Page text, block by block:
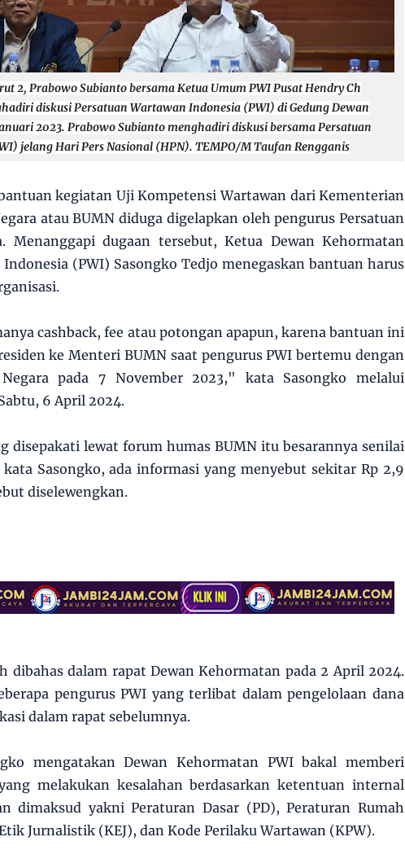
2, Prabowo Subianto bersama Ketua Umum PWI Pusat Hendry Ch
diskusi Persatuan Wartawan Indonesia (PWI) di Gedung Dewan
2023. Prabowo Subianto menghadiri diskusi bersama Persatuan
jelang Hari Pers Nasional (HPN). TEMPO/M Taufan Rengganis
kegiatan Uji Kompetensi Wartawan dari Kementerian
atau BUMN diduga digelapkan oleh pengurus Persatuan
Menanggapi dugaan tersebut, Ketua Dewan Kehormatan
(PWI) Sasongko Tedjo menegaskan bantuan harus
cashback, fee atau potongan apapun, karena bantuan ini
ke Menteri BUMN saat pengurus PWI bertemu dengan
pada 7 November 2023," kata Sasongko melalui
6 April 2024.
disepakati lewat forum humas BUMN itu besarannya senilai
Sasongko, ada informasi yang menyebut sekitar Rp 2,9
diselewengkan.
dibahas dalam rapat Dewan Kehormatan pada 2 April 2024.
pengurus PWI yang terlibat dalam pengelolaan dana
dalam rapat sebelumnya.
mengatakan Dewan Kehormatan PWI bakal memberi
melakukan kesalahan berdasarkan ketentuan internal
dimaksud yakni Peraturan Dasar (PD), Peraturan Rumah
Jurnalistik (KEJ), dan Kode Perilaku Wartawan (KPW).